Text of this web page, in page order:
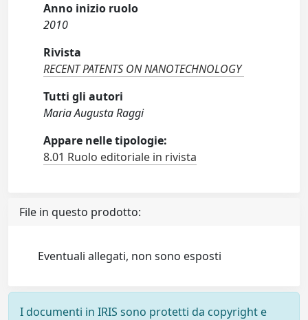
Anno inizio ruolo
2010
Rivista
RECENT PATENTS ON NANOTECHNOLOGY
Tutti gli autori
Maria Augusta Raggi
Appare nelle tipologie:
8.01 Ruolo editoriale in rivista
File in questo prodotto:
Eventuali allegati, non sono esposti
I documenti in IRIS sono protetti da copyright e